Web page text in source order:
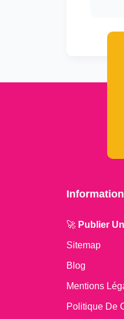
🚀 Publier
Sitemap
Blog
Mentions
Politique De